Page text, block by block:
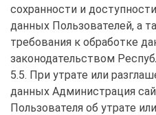
сохранности и
данных Пользователей, а
требования к обработке
законодательством
5.5. При утрате или
данных Администрация
Пользователя об утрате